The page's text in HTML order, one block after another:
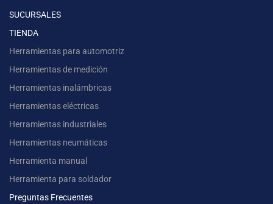
SUCURSALES
TIENDA
Herramientas para automotriz
Herramientas de medición
Herramientas inalámbricas
Herramientas eléctricas
Herramientas industriales
Herramientas neumáticas
Herramienta manual
Herramienta para soldador
Preguntas Frecuentes